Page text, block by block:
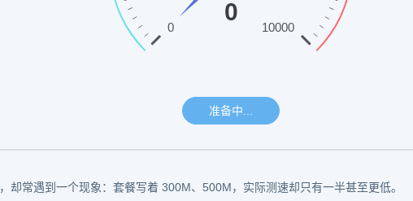
，却常遇到一个现象：套餐写着 300M、500M，实际测速却只有一半甚至更低。